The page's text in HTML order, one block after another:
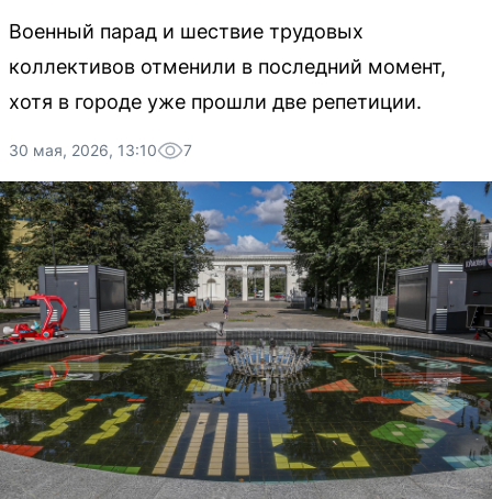
Военный парад и шествие трудовых
коллективов отменили в последний момент,
хотя в городе уже прошли две репетиции.
30 мая, 2026, 13:10 7